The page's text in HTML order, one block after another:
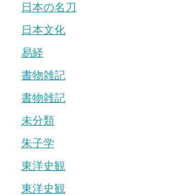
日本の名刀
日本文化
易経
書物雑記
書物雑記
未分類
朱子学
東洋史観
東洋史観